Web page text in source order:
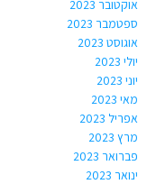
אוקטובר 2023
ספטמבר 2023
אוגוסט 2023
יולי 2023
יוני 2023
מאי 2023
אפריל 2023
מרץ 2023
פברואר 2023
ינואר 2023